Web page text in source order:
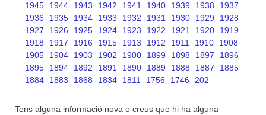
1945
1944 1943 1942 1941 1940 1939 1938
1937
1936
1935 1934 1933 1932 1931 1930 1929
1928
1927
1926 1925 1924 1923 1922 1921 1920
1919
1918
1917 1916 1915 1913 1912 1911 1910
1908
1905
1904 1903 1902 1900 1899 1898 1897
1896
1895
1894 1892 1891 1890 1889 1888 1887
1885
1884
1883 1868 1834 1811 1756 1746 202
Tens alguna informació nova o creus que hi ha alguna